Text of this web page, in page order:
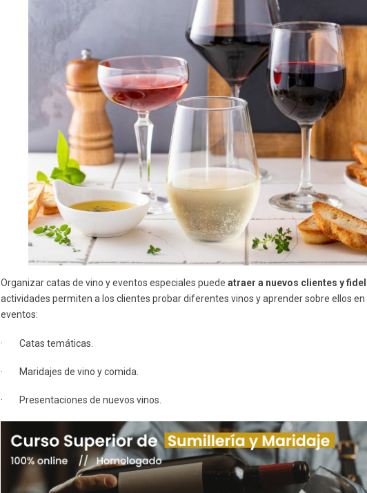
Organizar catas de vino y eventos especiales puede atraer a nuevos clientes y
actividades permiten a los clientes probar diferentes vinos y aprender sobre ellos
eventos:
· Catas temáticas.
· Maridajes de vino y comida.
· Presentaciones de nuevos vinos.